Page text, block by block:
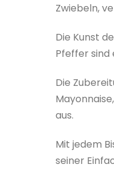
Zwiebeln,
Die Kunst
Pfeffer sind
Die
aus.
Mit jedem
seiner